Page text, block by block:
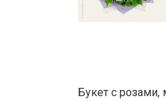
Букет с